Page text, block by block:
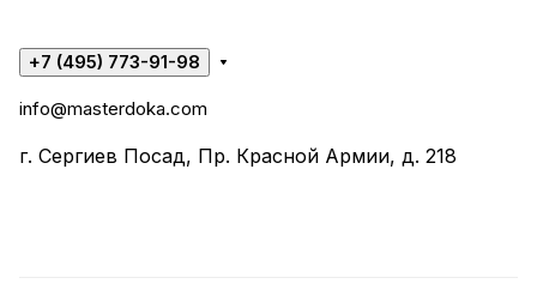
+7 (495) 773-91-98
info@masterdoka.com
г. Сергиев Посад, Пр. Красной Армии, д. 218